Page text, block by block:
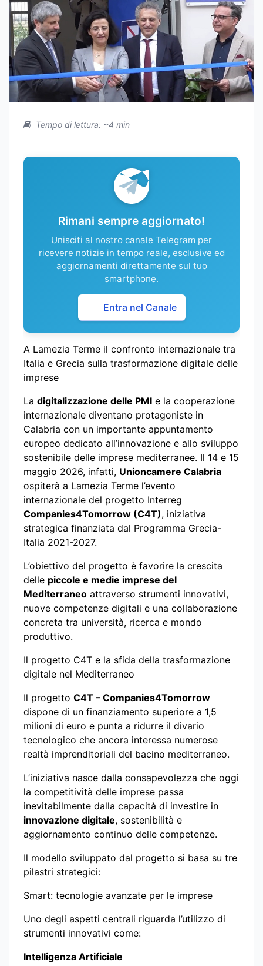
Tempo di lettura: ~4 min
Rimani sempre aggiornato!
Unisciti al nostro canale Telegram per
ricevere notizie in tempo reale, esclusive ed
aggiornamenti direttamente sul tuo
smartphone.
Entra nel Canale
A Lamezia Terme il confronto internazionale tra
Italia e Grecia sulla trasformazione digitale delle
imprese
La digitalizzazione delle PMI e la cooperazione
internazionale diventano protagoniste in
Calabria con un importante appuntamento
europeo dedicato all’innovazione e allo sviluppo
sostenibile delle imprese mediterranee. Il 14 e 15
maggio 2026, infatti, Unioncamere Calabria
ospiterà a Lamezia Terme l’evento
internazionale del progetto Interreg
Companies4Tomorrow (C4T), iniziativa
strategica finanziata dal Programma Grecia-
Italia 2021-2027.
L’obiettivo del progetto è favorire la crescita
delle piccole e medie imprese del
Mediterraneo attraverso strumenti innovativi,
nuove competenze digitali e una collaborazione
concreta tra università, ricerca e mondo
produttivo.
Il progetto C4T e la sfida della trasformazione
digitale nel Mediterraneo
Il progetto C4T – Companies4Tomorrow
dispone di un finanziamento superiore a 1,5
milioni di euro e punta a ridurre il divario
tecnologico che ancora interessa numerose
realtà imprenditoriali del bacino mediterraneo.
L’iniziativa nasce dalla consapevolezza che oggi
la competitività delle imprese passa
inevitabilmente dalla capacità di investire in
innovazione digitale, sostenibilità e
aggiornamento continuo delle competenze.
Il modello sviluppato dal progetto si basa su tre
pilastri strategici:
Smart: tecnologie avanzate per le imprese
Uno degli aspetti centrali riguarda l’utilizzo di
strumenti innovativi come:
Intelligenza Artificiale